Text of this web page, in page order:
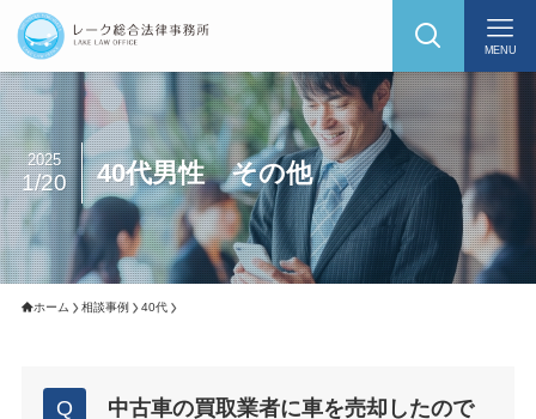
MENU
40代男性 その他
2025
1/20
ホーム 相談事例 40代
中古車の買取業者に車を売却したので